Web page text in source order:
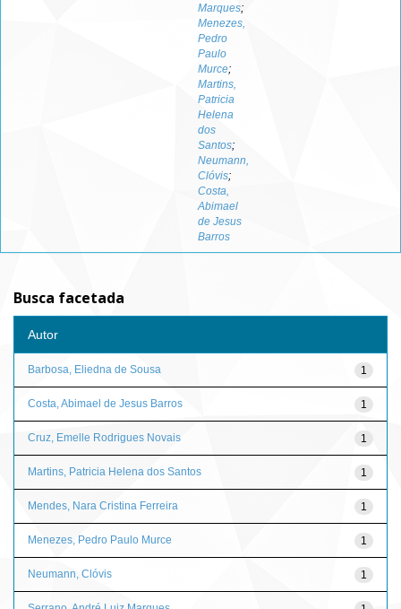
Marques;
Menezes,
Pedro
Paulo
Murce;
Martins,
Patricia
Helena
dos
Santos;
Neumann,
Clóvis;
Costa,
Abimael
de Jesus
Barros
Busca facetada
Autor
1
Barbosa, Eliedna de Sousa
1
Costa, Abimael de Jesus Barros
1
Cruz, Emelle Rodrigues Novais
1
Martins, Patricia Helena dos Santos
1
Mendes, Nara Cristina Ferreira
1
Menezes, Pedro Paulo Murce
1
Neumann, Clóvis